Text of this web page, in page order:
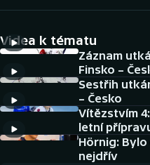
Cyklistika
DALŠÍ SPORTY
Americký fotbal
Baseball a softbal
NEPŘEHLÉDNĚTE
Videa k tématu
Záznam
Finsko –
Sestřih
– Česko
Vítězstvím
letní
Hörnig:
nejdřív